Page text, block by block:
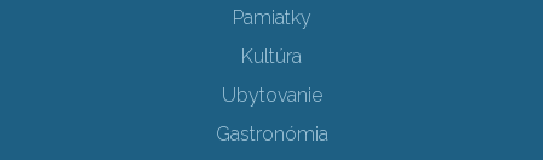
Pamiatky
Kultúra
Ubytovanie
Gastronómia